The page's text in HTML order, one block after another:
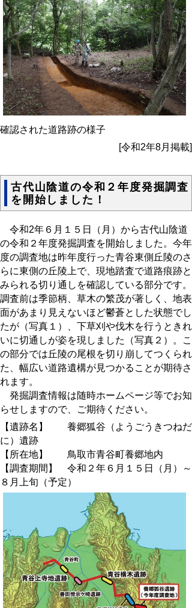
確認された道路跡の様子
[令和2年8月掲載]
古代山陰道の令和２年度発掘調査
を開始しました！
令和2年６月１５日（月）から古代山陰道
の令和２年度発掘調査を開始しました。今年
度の調査地は昨年度行った青谷東側丘陵のさ
らに東側の丘陵上で、現地踏査で道路痕跡と
みられる切り通しを確認している部分です。
調査前は季節柄、草木の繁茂が著しく、地表
面があまり見えないほど鬱蒼とした状態でし
たが（写真１）、下草刈や伐木を行うときれ
いに切通しが姿を現しました（写真２）。こ
の部分では丘陵の尾根を切り崩してつくられ
た、幅広い道路遺構が見つかることが期待さ
れます。
発掘調査情報は随時ホームページ等でお知
らせしますので、ご期待ください。
【遺跡名】 養郷狐谷（ようごうきつねだ
に）遺跡
【所在地】 鳥取市青谷町養郷地内
【調査期間】 令和２年６月１５日（月）～
８月上旬（予定）